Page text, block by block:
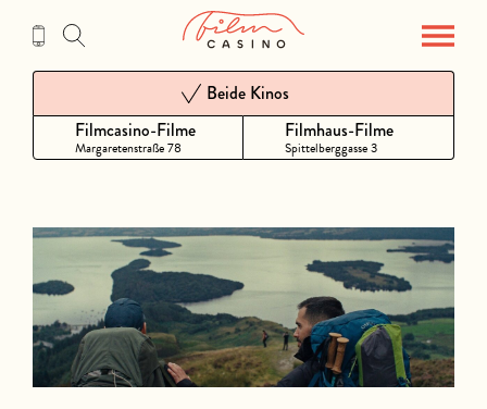
Inhalt
Filmcasino-Filme
Margaretenstraße 78
Beide Kinos
Filmhaus-Filme
Spittelberggasse 3